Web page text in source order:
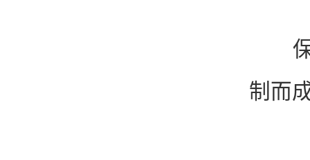
保
制而